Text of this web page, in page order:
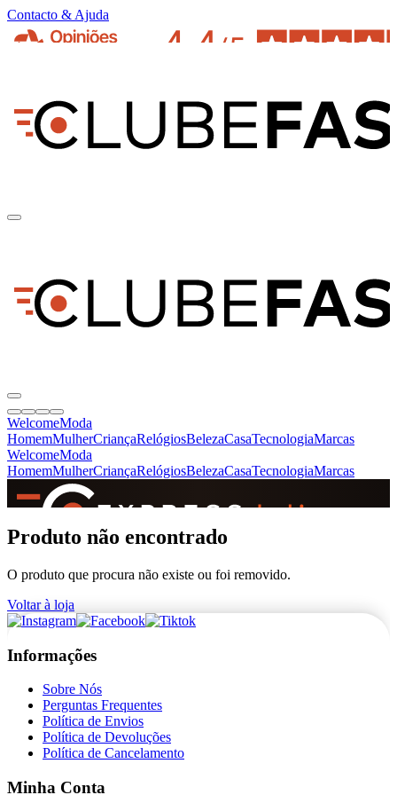
Contacto & Ajuda
WelcomeModa
HomemMulherCriançaRelógiosBelezaCasaTecnologiaMarcas
WelcomeModa
HomemMulherCriançaRelógiosBelezaCasaTecnologiaMarcas
+de 36.000 reviews
Produto não encontrado
O produto que procura não existe ou foi removido.
Voltar à loja
Informações
Sobre Nós
Perguntas Frequentes
Política de Envios
Política de Devoluções
Política de Cancelamento
Minha Conta